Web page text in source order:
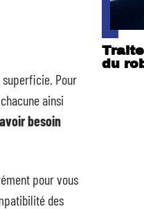
superficie. Pour
ainsi
besoin
pour vous
des
du